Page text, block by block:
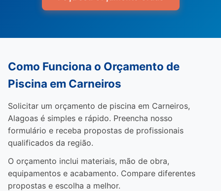
Como Funciona o Orçamento de
Piscina em Carneiros
Solicitar um orçamento de piscina em Carneiros,
Alagoas é simples e rápido. Preencha nosso
formulário e receba propostas de profissionais
qualificados da região.
O orçamento inclui materiais, mão de obra,
equipamentos e acabamento. Compare diferentes
propostas e escolha a melhor.